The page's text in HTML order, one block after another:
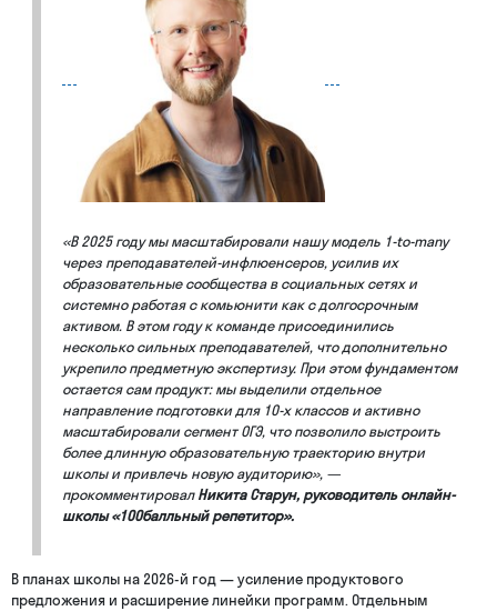
«В 2025 году мы масштабировали нашу модель 1-to-many
через преподавателей-инфлюенсеров, усилив их
образовательные сообщества в социальных сетях и
системно работая с комьюнити как с долгосрочным
активом. В этом году к команде присоединились
несколько сильных преподавателей, что дополнительно
укрепило предметную экспертизу. При этом фундаментом
остается сам продукт: мы выделили отдельное
направление подготовки для 10-х классов и активно
масштабировали сегмент ОГЭ, что позволило выстроить
более длинную образовательную траекторию внутри
школы и привлечь новую аудиторию», —
прокомментировалНикита Старун, руководитель онлайн-
школы «100балльный репетитор».
В планах школы на 2026-й год — усиление продуктового
предложения и расширение линейки программ. Отдельным